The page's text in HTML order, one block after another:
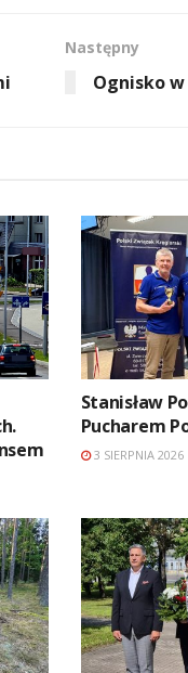
Następny
Ognisko w
Stanisław
Pucharem
3 SIERPNIA 2026